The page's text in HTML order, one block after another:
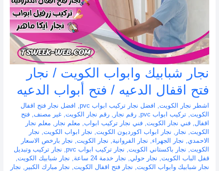
نجار شبابيك وابواب الكويت / نجار
فتح اقفال الدعيه / فتح أبواب الدعيه
اشطر نجار الكويت, افضل نجار تركيب ابواب pvc ,
افضل نجار فتح اقفال
الكويت, تركيب ابواب pvc , رقم نجار رقم نجار الكويت, غير مصنف, فتح
اقفال فني نجار الكويت, فني نجار تركيب ابواب, معلم نجار
معلم نجار
الكويت, نجار نجار ابواب اكورديون الكويت, نجار ابواب الكويت, نجار
الاحمدي
نجار الجهراء نجار الفروانية نجار الكويت, نجار بارخص الاسعار
الكويت, نجار باكستاني الكويت, نجار تركيب ابواب pvc , نجار تركيب وتبديل
قفل الباب الكويت, نجار حولي نجار خدمة 24 ساعة نجار شبابيك الكويت,
نجار شبابيك وابواب الكويت, نجار فتح اقفال الكويت, نجار مبارك الكبير
نجار